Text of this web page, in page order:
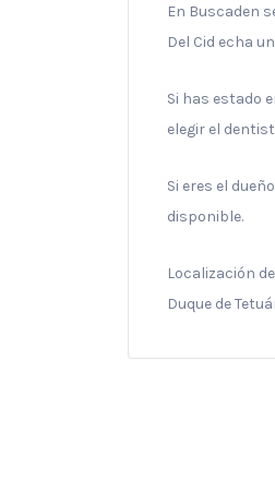
En Buscaden
Del Cid echa
Si has estado
elegir el
Si eres el
disponible.
Localización
Duque de